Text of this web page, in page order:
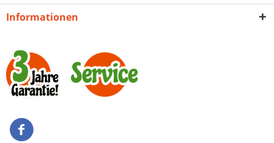
Informationen